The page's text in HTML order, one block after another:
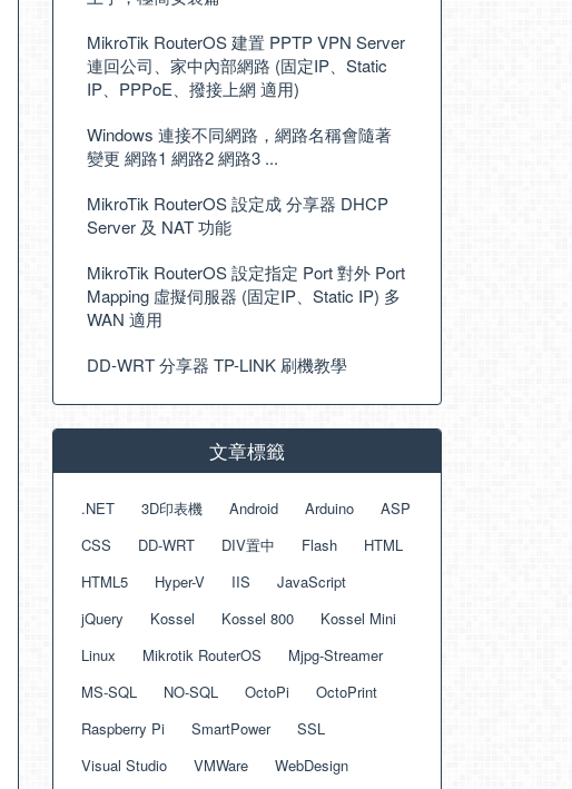
MikroTik RouterOS 建置 PPTP VPN Server
連回公司、家中內部網路 (固定IP、Static
IP、PPPoE、撥接上網 適用)
Windows 連接不同網路，網路名稱會隨著
變更 網路1 網路2 網路3 ...
MikroTik RouterOS 設定成 分享器 DHCP
Server 及 NAT 功能
MikroTik RouterOS 設定指定 Port 對外 Port
Mapping 虛擬伺服器 (固定IP、Static IP) 多
WAN 適用
DD-WRT 分享器 TP-LINK 刷機教學
文章標籤
.NET 3D印表機 Android Arduino
ASP
CSS
DD-WRT DIV置中 Flash
HTML
HTML5
Hyper-V IIS
JavaScript
jQuery
Kossel Kossel 800
Kossel Mini
Linux
Mikrotik RouterOS
Mjpg-Streamer
MS-SQL
NO-SQL OctoPi
OctoPrint
Raspberry Pi
SmartPower
SSL
Visual Studio
VMWare WebDesign